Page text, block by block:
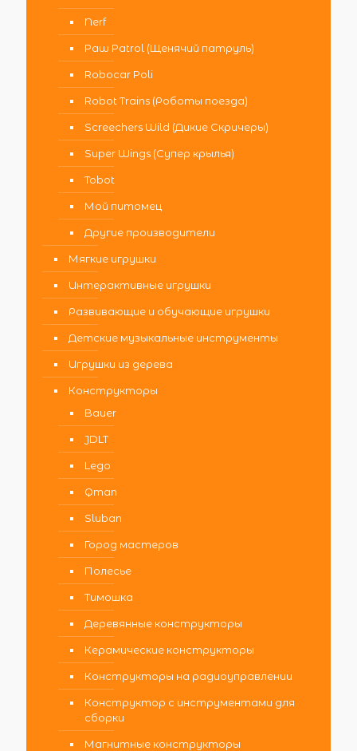
Nerf
Paw Patrol (Щенячий патруль)
Robocar Poli
Robot Trains (Роботы поезда)
Screechers Wild (Дикие Скричеры)
Super Wings (Супер крылья)
Tobot
Мой питомец
Другие производители
Мягкие игрушки
Интерактивные игрушки
Развивающие и обучающие игрушки
Детские музыкальные инструменты
Игрушки из дерева
Конструкторы
Bauer
JDLT
Lego
Qman
Sluban
Город мастеров
Полесье
Тимошка
Деревянные конструкторы
Керамические конструкторы
Конструкторы на радиоуправлении
Конструктор с инструментами для
сборки
Магнитные конструкторы